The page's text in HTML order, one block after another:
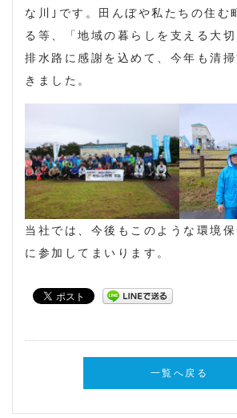
な川｣です。田んぼや私たちの住む
る等、「地域の暮らしを支える大
排水路に感謝を込めて、今年も清
きました。
当社では、今後もこのような環境
に参加してまいります。
一覧へ戻る